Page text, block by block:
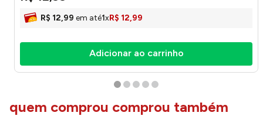
R$ 12,99 em até1xR$ 12,99
Adicionar ao carrinho
quem comprou comprou também